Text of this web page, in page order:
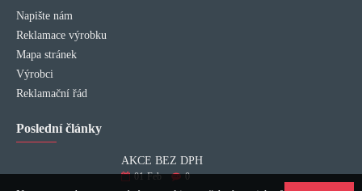
Napište nám
Reklamace výrobku
Mapa stránek
Výrobci
Reklamační řád
Poslední články
AKCE BEZ DPH
01 Feb 0